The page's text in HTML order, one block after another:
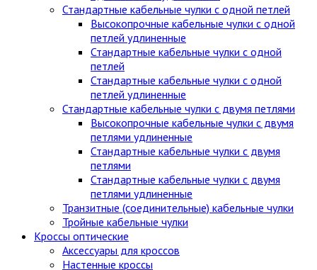
Стандартные кабельные чулки c одной петлей
Высокопрочные кабельные чулки с одной
петлей удлиненные
Стандартные кабельные чулки с одной
петлей
Стандартные кабельные чулки с одной
петлей удлиненные
Стандартные кабельные чулки с двумя петлями
Высокопрочные кабельные чулки с двумя
петлями удлиненные
Стандартные кабельные чулки с двумя
петлями
Стандартные кабельные чулки с двумя
петлями удлиненные
Транзитные (соединительные) кабельные чулки
Тройные кабельные чулки
Кроссы оптические
Аксессуары для кроссов
Настенные кроссы